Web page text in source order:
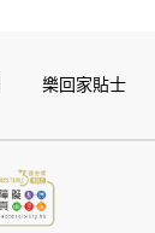
樂回家貼士